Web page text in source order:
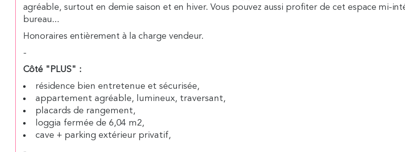
agréable, surtout en demie saison et en hiver. Vous pouvez aussi profiter de cet espace mi-
bureau...
Honoraires entièrement à la charge vendeur.
-
Côté "PLUS" :
résidence bien entretenue et sécurisée,
appartement agréable, lumineux, traversant,
placards de rangement,
loggia fermée de 6,04 m2,
cave + parking extérieur privatif,